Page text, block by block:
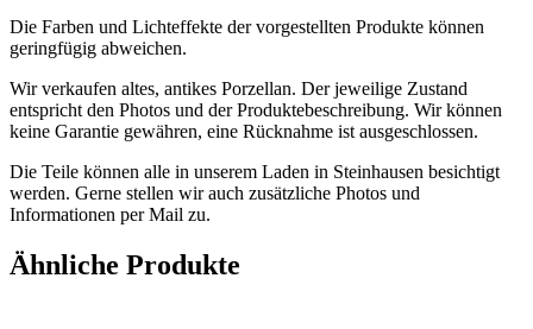
Die Farben und Lichteffekte der vorgestellten Produkte können
geringfügig abweichen.
Wir verkaufen altes, antikes Porzellan. Der jeweilige Zustand
entspricht den Photos und der Produktebeschreibung. Wir können
keine Garantie gewähren, eine Rücknahme ist ausgeschlossen.
Die Teile können alle in unserem Laden in Steinhausen besichtigt
werden. Gerne stellen wir auch zusätzliche Photos und
Informationen per Mail zu.
Ähnliche Produkte